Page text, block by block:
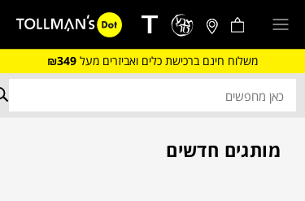
משלוח חינם ברכישת כלים ואביזרים מעל ₪349
מותגים חדשים